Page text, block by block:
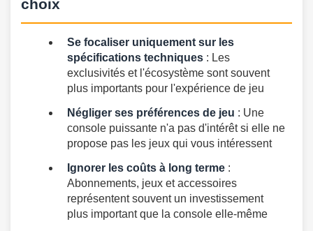
choix
Se focaliser uniquement sur les
spécifications techniques : Les
exclusivités et l'écosystème sont souvent
plus importants pour l'expérience de jeu
Négliger ses préférences de jeu : Une
console puissante n'a pas d'intérêt si elle ne
propose pas les jeux qui vous intéressent
Ignorer les coûts à long terme :
Abonnements, jeux et accessoires
représentent souvent un investissement
plus important que la console elle-même